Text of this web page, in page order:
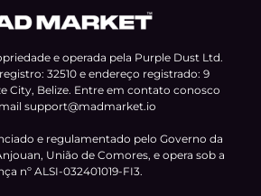
e operada pela Purple Dust Ltd.
32510 e endereço registrado: 9
City, Belize. Entre em contato conosco
support@madmarket.io
e regulamentado pelo Governo da
União de Comores, e opera sob a
nº ALSI-032401019-FI3.